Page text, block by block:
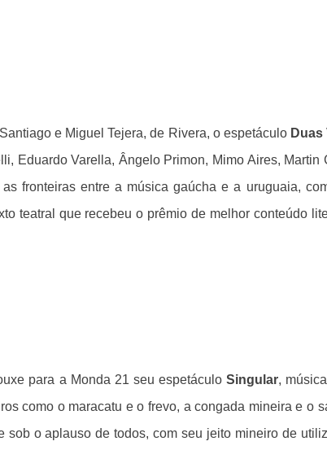
e Miguel Tejera, de Rivera, o espetáculo
Eduardo Varella, Ângelo Primon, Mimo Aires,
fronteiras entre a música gaúcha e a uruguaia,
teatral que recebeu o prêmio de melhor conteúdo
para a Monda 21 seu espetáculoSingular,
como o maracatu e o frevo, a congada mineira e o
o aplauso de todos, com seu jeito mineiro de